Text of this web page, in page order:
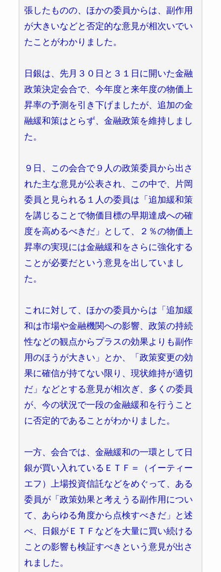
張したものの、ほかの委員からは、副作用
が大きいなどと否定的な意見が相次いでい
たことがわかりました。
日銀は、先月３０日と３１日に開いた金融
政策決定会合で、今年度と来年度の物価上
昇率の予測を引き下げましたが、追加の金
融緩和策はとらず、金融政策を維持しまし
た。
９日、この会合で９人の政策委員から出さ
れた主な意見が公表され、この中で、片岡
委員と見られる１人の委員は「追加緩和策
を講じることで物価目標の早期達成への確
度を高めるべきだ」として、２％の物価上
昇率の実現には金融緩和をさらに強化する
ことが必要だという意見を出していまし
た。
これに対して、ほかの委員からは「追加緩
和は市場や金融機関への影響、政策の持続
性などの観点からプラスの効果よりも副作
用のほうが大きい」とか、「政策変更の効
果に確信が持てない限り、現状維持が適切
だ」などとする意見が相次ぎ、多くの委員
が、今の状況で一段の金融緩和を行うこと
に否定的であることがわかりました。
一方、会合では、金融緩和の一環として日
銀が買い入れているＥＴＦ＝（イーティー
エフ）上場投資信託などをめぐって、ある
委員が「政策効果と考えうる副作用につい
て、あらゆる角度から点検すべきだ」と述
べ、日銀がＥＴＦなどを大量に買い続ける
ことの影響も検証すべきという意見が出さ
れました。